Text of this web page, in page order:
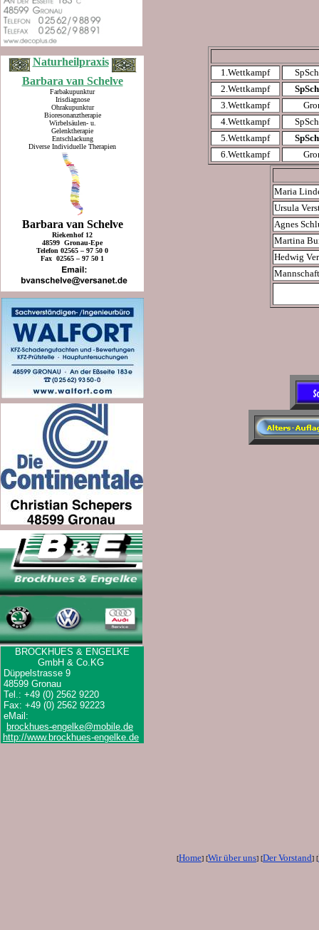
Naturheilpraxis
Barbara van Schelve
Farbakupunktur
Irisdiagnose
Ohrakupunktur
Bioresonanztherapie
Wirbelsäulen- u.
Gelenktherapie
Entschlackung
Diverse Individuelle Therapien
Barbara van Schelve
Riekenhof 12
48599 Gronau-Epe
Telefon 02565 – 97 50 0
Fax 02565 – 97 50 1
BROCKHUES & ENGELKE
GmbH & Co.KG
Düppelstrasse 9
48599 Gronau
Tel.: +49 (0) 2562 9220
Fax: +49 (0) 2562 92223
eMail:
brockhues-engelke@mobile.de
http://www.brockhues-engelke.de
1.Wettkampf
2.Wettkampf
3.Wettkampf
4.Wettkampf
5.Wettkampf
6.Wettkampf
Maria
Ursula
Agnes
Martina
Hedwig
[Home] [Wir über uns] [Der Vorstand] [